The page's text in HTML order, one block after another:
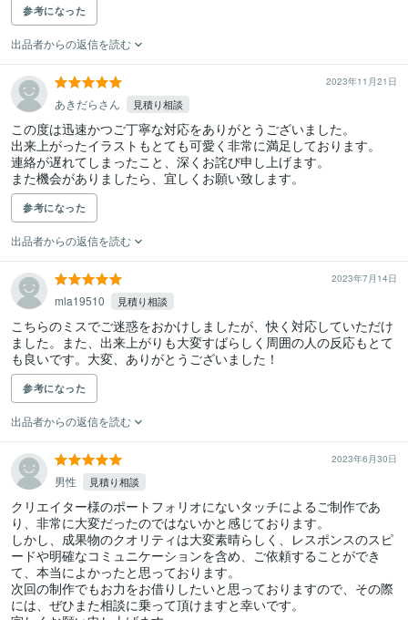
参考になった
出品者からの返信を読む
2023年11月21日
あきだらさん 見積り相談
この度は迅速かつご丁寧な対応をありがとうございました。
出来上がったイラストもとても可愛く非常に満足しております。
連絡が遅れてしまったこと、深くお詫び申し上げます。
また機会がありましたら、宜しくお願い致します。
参考になった
出品者からの返信を読む
2023年7月14日
mla19510 見積り相談
こちらのミスでご迷惑をおかけしましたが、快く対応していただけ
ました。また、出来上がりも大変すばらしく周囲の人の反応もとて
も良いです。大変、ありがとうございました！
参考になった
出品者からの返信を読む
2023年6月30日
男性 見積り相談
クリエイター様のポートフォリオにないタッチによるご制作であ
り、非常に大変だったのではないかと感じております。
しかし、成果物のクオリティは大変素晴らしく、レスポンスのスピ
ードや明確なコミュニケーションを含め、ご依頼することができ
て、本当によかったと思っております。
次回の制作でもお力をお借りしたいと思っておりますので、その際
には、ぜひまた相談に乗って頂けますと幸いです。